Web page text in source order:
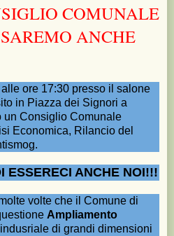
COMUNALE
ANCHE
ore 17:30 presso il salone
in Piazza dei Signori a
un Consiglio Comunale
Economica, Rilancio del
ESSERECI ANCHE NOI!!!
volte che il Comune di
Ampliamento
di grandi dimensioni